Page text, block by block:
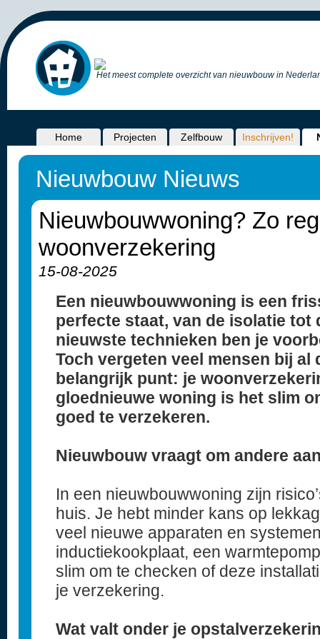
Het meest complete overzicht van nieuwbouw in
Home Projecten Zelfbouw Inschrijven!
Nieuwbouw Nieuws
Nieuwbouwwoning? Zo
woonverzekering
15-08-2025
Een nieuwbouwwoning is een
perfecte staat, van de isolatie tot
nieuwste technieken ben je
Toch vergeten veel mensen bij al
belangrijk punt: je
gloednieuwe woning is het slim
goed te verzekeren.
Nieuwbouw vraagt om andere
In een nieuwbouwwoning zijn
huis. Je hebt minder kans op
veel nieuwe apparaten en
inductiekookplaat, een
slim om te checken of deze
je verzekering.
Wat valt onder je